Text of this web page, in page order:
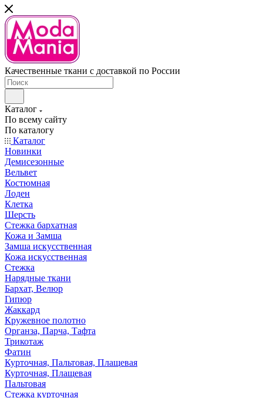
Качественные ткани с доставкой по России
Каталог
По всему сайту
По каталогу
Каталог
Новинки
Демисезонные
Вельвет
Костюмная
Лоден
Клетка
Шерсть
Стежка бархатная
Кожа и Замша
Замша искусственная
Кожа искусственная
Стежка
Нарядные ткани
Бархат, Велюр
Гипюр
Жаккард
Кружевное полотно
Органза, Парча, Тафта
Трикотаж
Фатин
Курточная, Пальтовая, Плащевая
Курточная, Плащевая
Пальтовая
Стежка курточная